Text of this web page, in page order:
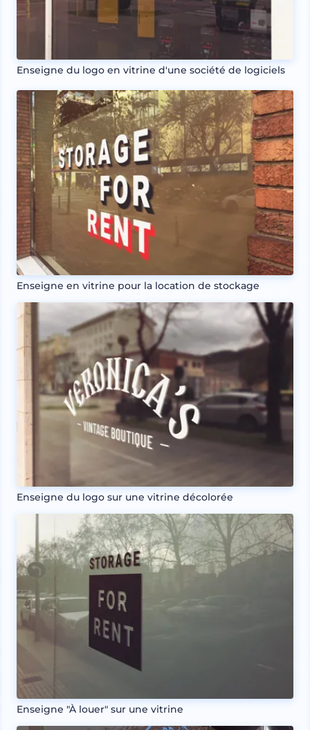
Enseigne du logo en vitrine d'une société de logiciels
Enseigne en vitrine pour la location de stockage
Enseigne du logo sur une vitrine décolorée
Enseigne "À louer" sur une vitrine